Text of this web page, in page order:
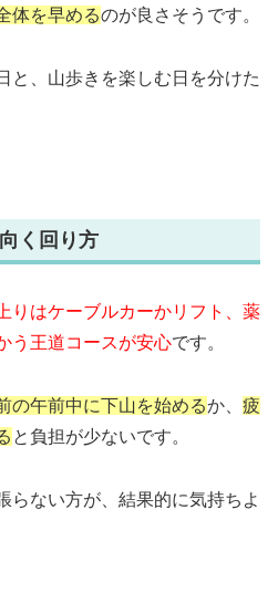
体を早めるのが良さそうです。
と、山歩きを楽しむ日を分けた
く回り方
上りはケーブルカーかリフト、薬
う王道コースが安心です。
の午前中に下山を始めるか、 疲
と負担が少ないです。
らない方が、結果的に気持ちよ